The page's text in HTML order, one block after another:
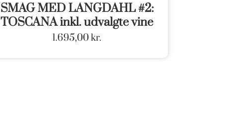
SMAG MED LANGDAHL #2:
TOSCANA inkl. udvalgte vine
1.695,00kr.